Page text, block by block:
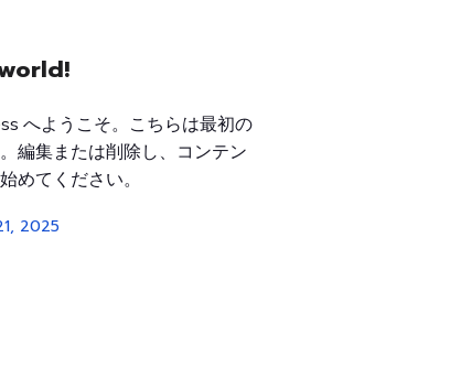
へようこそ。こちらは最初の
編集または削除し、コンテン
めてください。
2025